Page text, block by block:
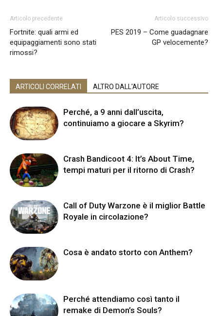
Articolo precedente
Fortnite: quali armi ed
equipaggiamenti sono stati
rimossi?
Articolo successivo
PES 2019 – Come guadagnare
GP velocemente?
ARTICOLI CORRELATI ALTRO DALL'AUTORE
Perché, a 9 anni dall’uscita,
continuiamo a giocare a Skyrim?
Crash Bandicoot 4: It’s About Time,
tempi maturi per il ritorno di Crash?
Call of Duty Warzone è il miglior Battle
Royale in circolazione?
Cosa è andato storto con Anthem?
Perché attendiamo così tanto il
remake di Demon’s Souls?